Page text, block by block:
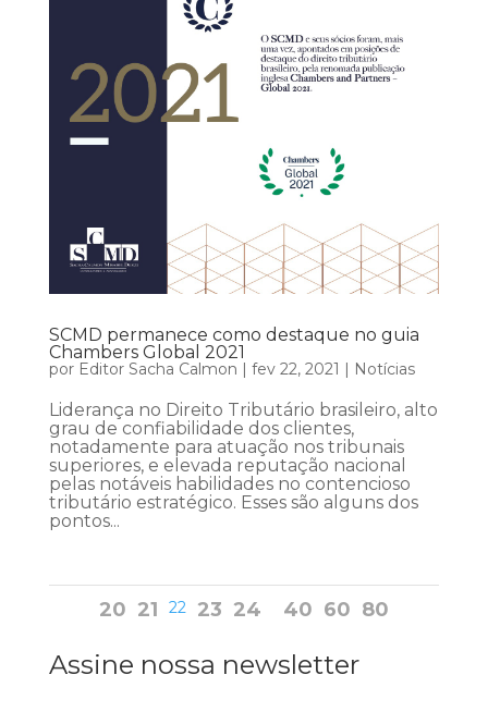
SCMD permanece como destaque no guia
Chambers Global 2021
por Editor Sacha Calmon | fev 22, 2021 | Notícias
Liderança no Direito Tributário brasileiro, alto
grau de confiabilidade dos clientes,
notadamente para atuação nos tribunais
superiores, e elevada reputação nacional
pelas notáveis habilidades no contencioso
tributário estratégico. Esses são alguns dos
pontos...
20 21 22 23 24 40 60 80
Assine nossa newsletter